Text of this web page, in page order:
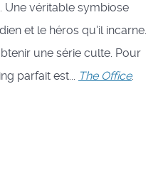
Une véritable symbiose
et le héros qu'il incarne.
une série culte. Pour
parfait est... The Office.